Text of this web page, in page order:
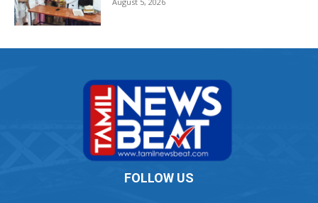
FOLLOW US